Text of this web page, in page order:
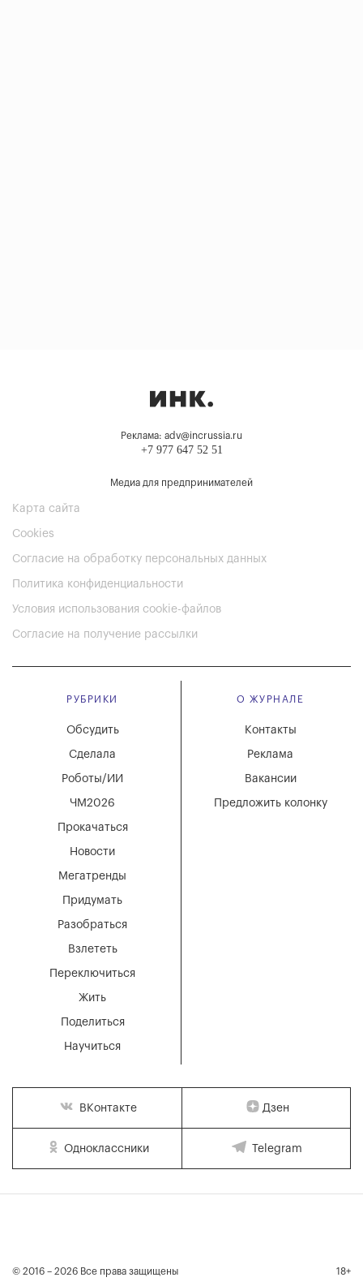
Реклама: adv@incrussia.ru
+7 977 647 52 51
Медиа для предпринимателей
Карта сайта
Cookies
Согласие на обработку персональных данных
Политика конфиденциальности
Условия использования cookie-файлов
Согласие на получение рассылки
РУБРИКИ
Мегатренды
Придумать
Разобраться
Взлететь
Новости
Переключиться
Жить
Поделиться
Научиться
Обсудить
Сделала
Роботы/ИИ
ЧМ2026
Прокачаться
О ЖУРНАЛЕ
Вакансии
Реклама
Контакты
Предложить колонку
ВКонтакте Дзен
Одноклассники Telegram
© 2016 – 2026 Все права защищены 18+